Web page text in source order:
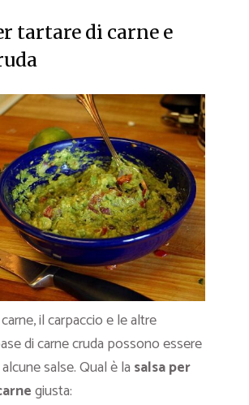
tartare di carne e
il carpaccio e le altre
di carne cruda possono essere
salse. Qual è la salsa per
giusta: